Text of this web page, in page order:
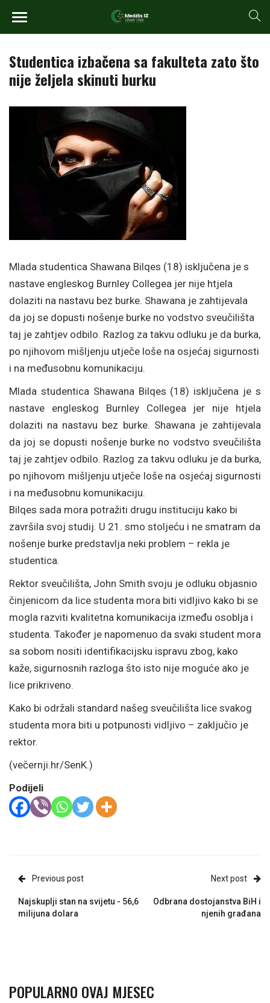
Studentica izbačena sa fakulteta zato što
nije željela skinuti burku
Mlada studentica Shawana Bilqes (18) isključena je s
nastave engleskog Burnley Collegea jer nije htjela
dolaziti na nastavu bez burke. Shawana je zahtijevala
da joj se dopusti nošenje burke no vodstvo sveučilišta
taj je zahtjev odbilo. Razlog za takvu odluku je da burka,
po njihovom mišljenju utječe loše na osjećaj sigurnosti
i na međusobnu komunikaciju.
Mlada studentica Shawana Bilqes (18) isključena je s
nastave engleskog Burnley Collegea jer nije htjela
dolaziti na nastavu bez burke. Shawana je zahtijevala
da joj se dopusti nošenje burke no vodstvo sveučilišta
taj je zahtjev odbilo. Razlog za takvu odluku je da burka,
po njihovom mišljenju utječe loše na osjećaj sigurnosti
i na međusobnu komunikaciju.
Bilqes sada mora potražiti drugu instituciju kako bi
završila svoj studij. U 21. smo stoljeću i ne smatram da
nošenje burke predstavlja neki problem – rekla je
studentica.
Rektor sveučilišta, John Smith svoju je odluku objasnio
činjenicom da lice studenta mora biti vidljivo kako bi se
mogla razviti kvalitetna komunikacija između osoblja i
studenta. Također je napomenuo da svaki student mora
sa sobom nositi identifikacijsku ispravu zbog, kako
kaže, sigurnosnih razloga što isto nije moguće ako je
lice prikriveno.
Kako bi održali standard našeg sveučilišta lice svakog
studenta mora biti u potpunosti vidljivo – zaključio je
rektor.
(večernji.hr/SenK.)
Podijeli
Previous post
Najskuplji stan na svijetu - 56,6
milijuna dolara
Next post
Odbrana dostojanstva BiH i
njenih građana
POPULARNO OVAJ MJESEC